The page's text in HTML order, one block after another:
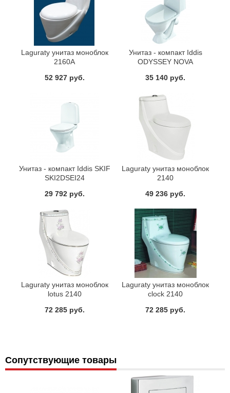
Laguraty унитаз моноблок
2160А
52 927 руб.
Унитаз - компакт Iddis
ODYSSEY NOVA
35 140 руб.
Унитаз - компакт Iddis SKIF
SKI2DSEI24
29 792 руб.
Laguraty унитаз моноблок
2140
49 236 руб.
Laguraty унитаз моноблок
lotus 2140
72 285 руб.
Laguraty унитаз моноблок
clock 2140
72 285 руб.
Сопутствующие товары